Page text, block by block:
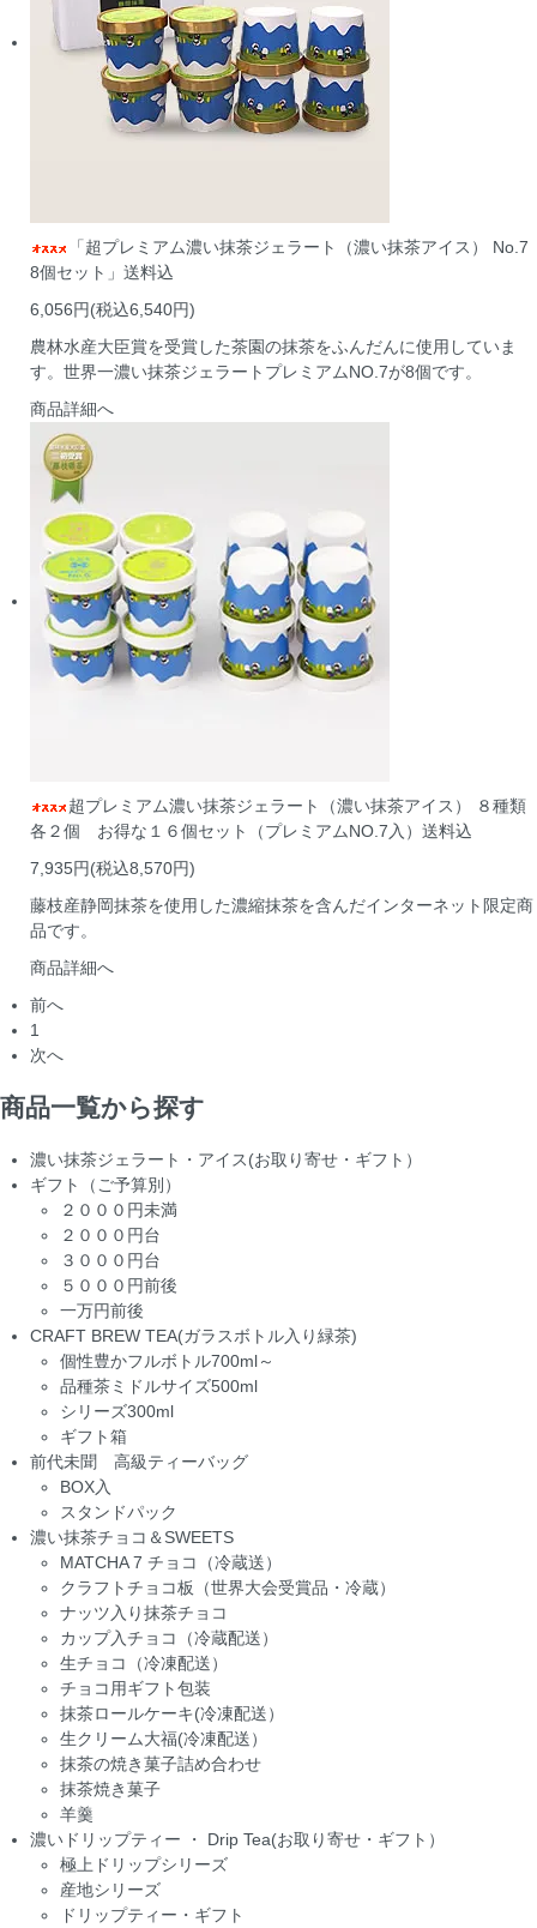
「超プレミアム濃い抹茶ジェラート（濃い抹茶アイス） No.7
8個セット」送料込
6,056円(税込6,540円)
農林水産大臣賞を受賞した茶園の抹茶をふんだんに使用していま
す。世界一濃い抹茶ジェラートプレミアムNO.7が8個です。
商品詳細へ
超プレミアム濃い抹茶ジェラート（濃い抹茶アイス） ８種類
各２個 お得な１６個セット（プレミアムNO.7入）送料込
7,935円(税込8,570円)
藤枝産静岡抹茶を使用した濃縮抹茶を含んだインターネット限定商
品です。
商品詳細へ
前へ
1
次へ
商品一覧から探す
濃い抹茶ジェラート・アイス(お取り寄せ・ギフト）
ギフト（ご予算別）
２０００円未満
２０００円台
３０００円台
５０００円前後
一万円前後
CRAFT BREW TEA(ガラスボトル入り緑茶)
個性豊かフルボトル700ml～
品種茶ミドルサイズ500ml
シリーズ300ml
ギフト箱
前代未聞 高級ティーバッグ
BOX入
スタンドパック
濃い抹茶チョコ＆SWEETS
MATCHA 7 チョコ（冷蔵送）
クラフトチョコ板（世界大会受賞品・冷蔵）
ナッツ入り抹茶チョコ
カップ入チョコ（冷蔵配送）
生チョコ（冷凍配送）
チョコ用ギフト包装
抹茶ロールケーキ(冷凍配送）
生クリーム大福(冷凍配送）
抹茶の焼き菓子詰め合わせ
抹茶焼き菓子
羊羹
濃いドリップティー ・ Drip Tea(お取り寄せ・ギフト）
極上ドリップシリーズ
産地シリーズ
ドリップティー・ギフト